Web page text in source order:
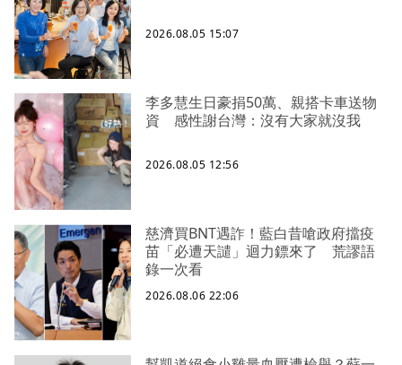
2026.08.05 15:07
李多慧生日豪捐50萬、親搭卡車送物
資 感性謝台灣：沒有大家就沒我
2026.08.05 12:56
慈濟買BNT遇詐！藍白昔嗆政府擋疫
苗「必遭天譴」迴力鏢來了 荒謬語
錄一次看
2026.08.06 22:06